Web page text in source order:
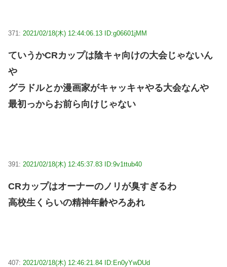
371: 2021/02/18(木) 12:44:06.13 ID:g06601jMM
ていうかCRカップは陰キャ向けの大会じゃないん
や
グラドルとか漫画家がキャッキャやる大会なんや
最初っからお前ら向けじゃない
391: 2021/02/18(木) 12:45:37.83 ID:9v1ttub40
CRカップはオーナーのノリが臭すぎるわ
高校生くらいの精神年齢やろあれ
407: 2021/02/18(木) 12:46:21.84 ID:En0yYwDUd